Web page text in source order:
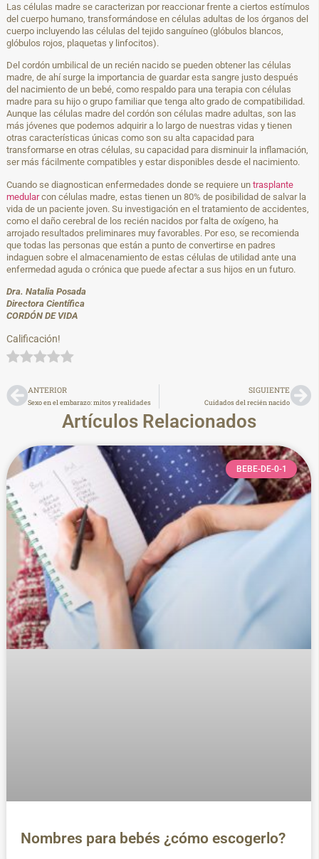
Las células madre se caracterizan por reaccionar frente a ciertos estímulos
del cuerpo humano, transformándose en células adultas de los órganos del
cuerpo incluyendo las células del tejido sanguíneo (glóbulos blancos,
glóbulos rojos, plaquetas y linfocitos).
Del cordón umbilical de un recién nacido se pueden obtener las células
madre, de ahí surge la importancia de guardar esta sangre justo después
del nacimiento de un bebé, como respaldo para una terapia con células
madre para su hijo o grupo familiar que tenga alto grado de compatibilidad.
Aunque las células madre del cordón son células madre adultas, son las
más jóvenes que podemos adquirir a lo largo de nuestras vidas y tienen
otras características únicas como son su alta capacidad para
transformarse en otras células, su capacidad para disminuir la inflamación,
ser más fácilmente compatibles y estar disponibles desde el nacimiento.
Cuando se diagnostican enfermedades donde se requiere un trasplante
medularcon células madre, estas tienen un 80% de posibilidad de salvar la
vida de un paciente joven. Su investigación en el tratamiento de accidentes,
como el daño cerebral de los recién nacidos por falta de oxígeno, ha
arrojado resultados preliminares muy favorables. Por eso, se recomienda
que todas las personas que están a punto de convertirse en padres
indaguen sobre el almacenamiento de estas células de utilidad ante una
enfermedad aguda o crónica que puede afectar a sus hijos en un futuro.
Dra. Natalia Posada
Directora Científica
CORDÓN DE VIDA
Calificación!
ANTERIOR
Sexo en el embarazo: mitos y realidades
SIGUIENTE
Cuidados del recién nacido
Artículos Relacionados
BEBE-DE-0-1
Nombres para bebés ¿cómo escogerlo?